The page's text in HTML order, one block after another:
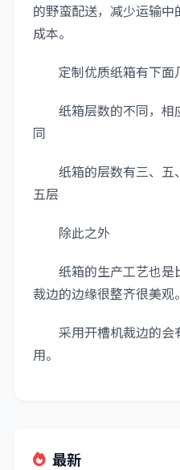
的野蛮配送，减少运输
成本。
定制优质纸箱有下面
纸箱层数的不同，相
同
纸箱的层数有三、五
五层
除此之外
纸箱的生产工艺也是
裁边的边缘很整齐很美观。
采用开槽机裁边的会
用。
最新